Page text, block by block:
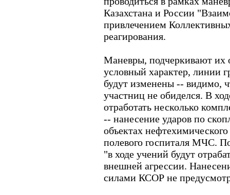
Казахстана и России
привлечением
реагирования.
Маневры, подчеркивают их
условный характер, линии
будут изменены -- видимо,
участниц не обиделся. В
отработать несколько
-- нанесение ударов по
объектах
полевого госпиталя МЧС.
"в ходе учений будут
внешней агрессии.
силами КСОР не